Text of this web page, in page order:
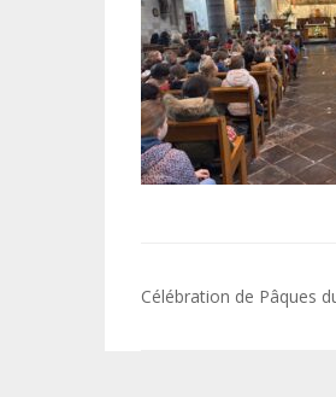
Navigation
Célébration de Pâques